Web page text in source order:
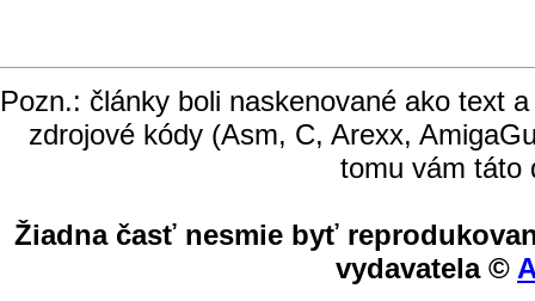
Pozn.: články boli naskenované ako text
zdrojové kódy (Asm, C, Arexx,
tomu vám táto
Žiadna časť nesmie byť
vydavatela ©